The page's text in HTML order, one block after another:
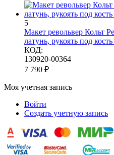
5
Макет револьвер Кольт
латунь, рукоять под
КОД:
130920-00364
7 790 ₽
Моя учетная запись
Войти
Создать учетную запись